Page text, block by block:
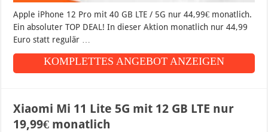
Apple iPhone 12 Pro mit 40 GB LTE / 5G nur 44,99€ monatlich.
Ein absoluter TOP DEAL! In dieser Aktion monatlich nur 44,99
Euro statt regulär …
KOMPLETTES ANGEBOT ANZEIGEN
Xiaomi Mi 11 Lite 5G mit 12 GB LTE nur
19,99€ monatlich